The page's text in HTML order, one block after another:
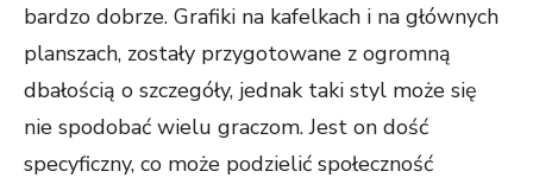
bardzo dobrze. Grafiki na kafelkach i na głównych
planszach, zostały przygotowane z ogromną
dbałością o szczegóły, jednak taki styl może się
nie spodobać wielu graczom. Jest on dość
specyficzny, co może podzielić społeczność